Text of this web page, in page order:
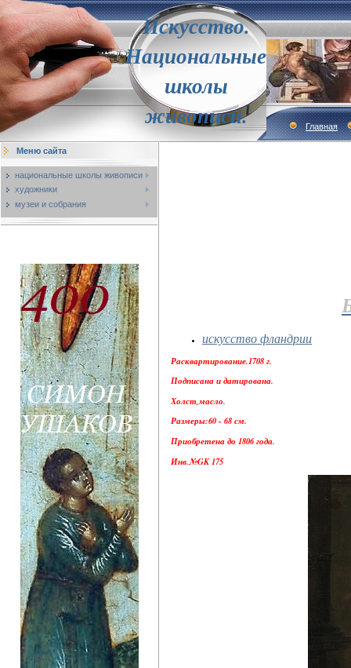
Искусство.
Национальные
школы
живописи.
Главная
Меню сайта
национальные школы живописи
художники
музеи и собрания
искусство фландрии
Расквартирование.1708 г.
Подписана и датирована.
Холст,масло.
Размеры:60 - 68 см.
Приобретена до 1806 года.
Инв.№GK 175